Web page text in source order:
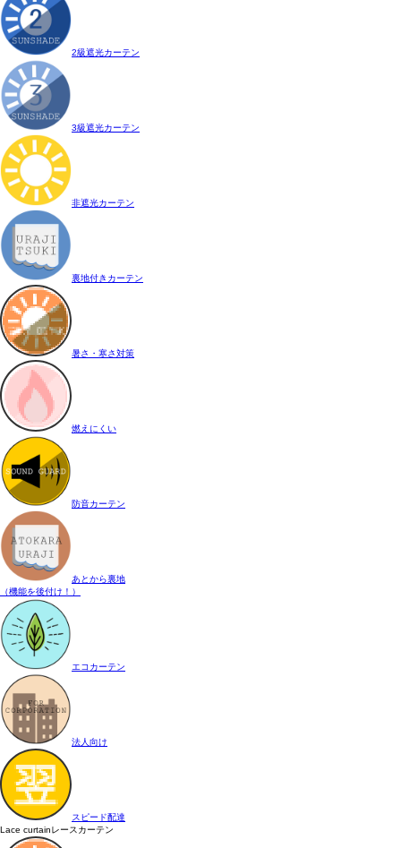
2級遮光カーテン
3級遮光カーテン
非遮光カーテン
裏地付きカーテン
暑さ・寒さ対策
燃えにくい
防音カーテン
あとから裏地
（機能を後付け！）
エコカーテン
法人向け
スピード配達
Lace curtainレースカーテン